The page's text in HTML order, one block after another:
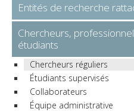
Entités de recherche
Chercheurs,
étudiants
Chercheurs réguliers
Étudiants supervisés
Collaborateurs
Équipe administrative